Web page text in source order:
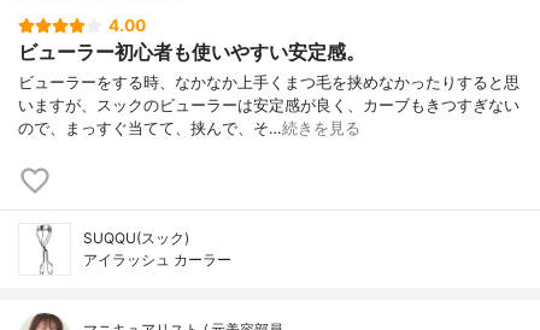
4.00
ビューラー初心者も使いやすい安定感。
ビューラーをする時、なかなか上手くまつ毛を挟めなかったりすると思
いますが、スックのビューラーは安定感が良く、カーブもきつすぎない
ので、まっすぐ当てて、挟んで、そ…続きを見る
SUQQU(スック)
アイラッシュ カーラー